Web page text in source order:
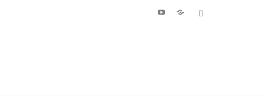
YoutubePatreon